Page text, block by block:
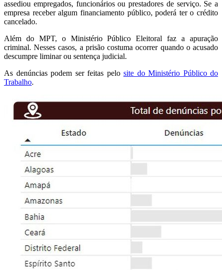
assediou empregados, funcionários ou prestadores de serviço. Se a
empresa receber algum financiamento público, poderá ter o crédito
cancelado.
Além do MPT, o Ministério Público Eleitoral faz a apuração
criminal. Nesses casos, a prisão costuma ocorrer quando o acusado
descumpre liminar ou sentença judicial.
As denúncias podem ser feitas pelo site do Ministério Público do
Trabalho.